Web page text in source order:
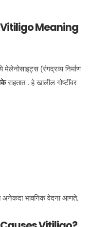
Meaning
(रंगद्रव्य निर्माण
राहतात . हे खालील गोष्टींवर
अनेकदा भावनिक वेदना आणते.